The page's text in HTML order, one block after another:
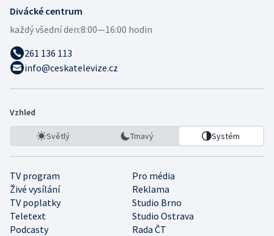
Divácké centrum
každý všední den:8:00—16:00 hodin
261 136 113
info@ceskatelevize.cz
Vzhled
Světlý Tmavý Systém
TV program
Pro média
Živé vysílání
Reklama
TV poplatky
Studio Brno
Teletext
Studio Ostrava
Podcasty
Rada ČT